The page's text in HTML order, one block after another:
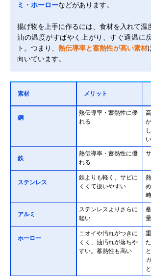
ミ・ホーローなどがあります。
揚げ物を上手に作るには、食材を入れて温
油の温度がすばやく上がり、すぐ適温に
ト。つまり、 熱伝導率と蓄熱性が高い素材
向いています。
素材 メリット
銅
熱伝導率・蓄熱性に優
れる
い
鉄
熱伝導率・蓄熱性に優
れる
ステンレス
鉄よりも軽く、サビに
くくて扱いやすい
アルミ
ステンレスよりさらに
軽い
ホーロー
ニオイや汚れがつきに
くく、油汚れが落ちや
すい。蓄熱性も高い